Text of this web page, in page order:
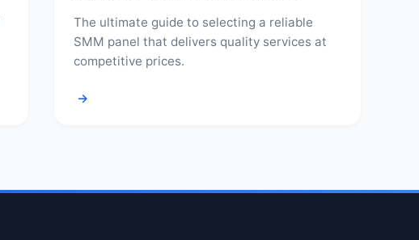
The ultimate guide to selecting a reliable
SMM panel that delivers quality services at
competitive prices.
→